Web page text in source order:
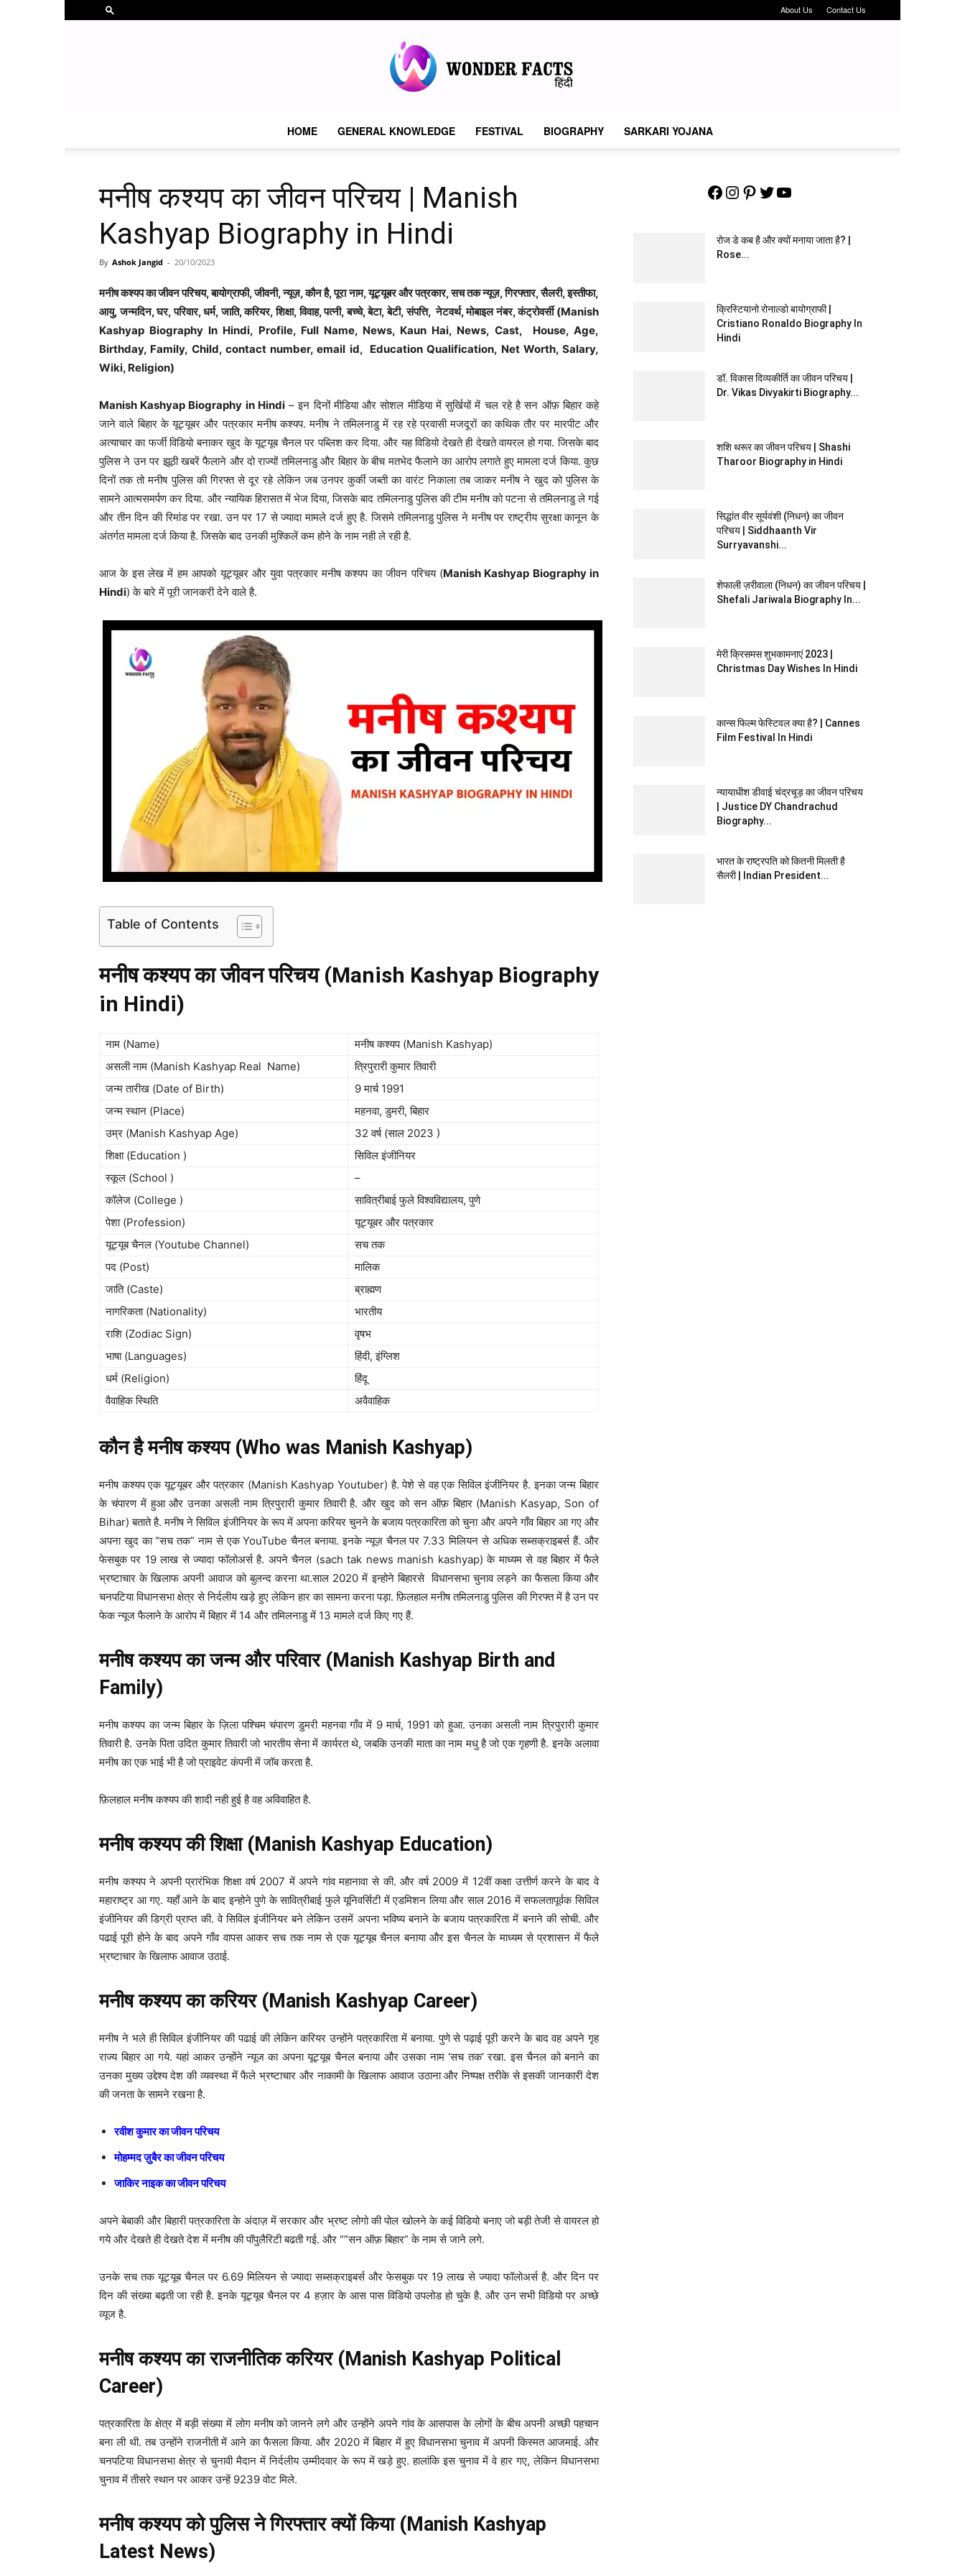
About Us Contact Us
Hindi
HOME GENERAL KNOWLEDGE FESTIVAL BIOGRAPHY SARKARI YOJANA
मनीष कश्यप का जीवन परिचय | Manish
Kashyap Biography in Hindi
By Ashok Jangid - 20/10/2023
मनीष कश्यप का जीवन परिचय, बायोग्राफी, जीवनी, न्यूज़, कौन है, पूरा नाम, यूट्यूबर और पत्रकार, सच तक न्यूज़, गिरफ्तार, सैलरी, इस्तीफा,
आयु, जन्मदिन, घर, परिवार, धर्म, जाति, करियर, शिक्षा, विवाह, पत्नी, बच्चे, बेटा, बेटी, संपत्ति, नेटवर्थ, मोबाइल नंबर, कंट्रोवर्सी (Manish
Kashyap Biography In Hindi, Profile, Full Name, News, Kaun Hai, News, Cast, House, Age,
Birthday, Family, Child, contact number, email id, Education Qualification, Net Worth, Salary,
Wiki, Religion)
Manish Kashyap Biography in Hindi– इन दिनों मीडिया और सोशल मीडिया में सुर्खियों में चल रहे है सन ऑफ़ बिहार कहे
जाने वाले बिहार के यूट्यूबर और पत्रकार मनीष कश्यप. मनीष ने तमिलनाडु में रह रहे प्रवासी मजदूरों का कथिक तौर पर मारपीट और
अत्याचार का फर्जी विडियो बनाकर खुद के यूट्यूब चैनल पर पब्लिश कर दिया. और यह विडियो देखते ही देखते वायरल हो गया. जिसके बाद
पुलिस ने उन पर झूठी खबरें फैलाने और दो राज्यों तमिलनाडु और बिहार के बीच मतभेद फैलाने का आरोप लगाते हुए मामला दर्ज किया. कुछ
दिनों तक तो मनीष पुलिस की गिरफ्त से दूर रहे लेकिन जब उनपर कुर्की जब्ती का वारंट निकाला तब जाकर मनीष ने खुद को पुलिस के
सामने आत्मसमर्पण कर दिया. और न्यायिक हिरासत में भेज दिया, जिसके बाद तमिलनाडु पुलिस की टीम मनीष को पटना से तमिलनाडु ले गई
और तीन दिन की रिमांड पर रखा. उन पर 17 से ज्यादा मामले दर्ज हुए है. जिसमे तमिलनाडु पुलिस ने मनीष पर राष्ट्रीय सुरक्षा कानून के
अंतर्गत मामला दर्ज किया है. जिसके बाद उनकी मुश्किलें कम होने के नाम नही ले रही है.
आज के इस लेख में हम आपको यूट्यूबर और युवा पत्रकार मनीष कश्यप का जीवन परिचय (Manish Kashyap Biography in
Hindi) के बारे में पूरी जानकरी देने वाले है.
Table of Contents
मनीष कश्यप का जीवन परिचय (Manish Kashyap Biography
in Hindi)
नाम (Name)
मनीष कश्यप (Manish Kashyap)
असली नाम (Manish Kashyap Real Name)
त्रिपुरारी कुमार तिवारी
जन्म तारीख (Date of Birth)
9 मार्च 1991
जन्म स्थान (Place)
महनवा, डुमरी, बिहार
उम्र (Manish Kashyap Age)
32 वर्ष (साल 2023 )
शिक्षा (Education )
सिविल इंजीनियर
स्कूल (School )
–
कॉलेज (College )
सावित्रीबाई फुले विश्वविद्यालय, पुणे
पेशा (Profession)
यूट्यूबर और पत्रकार
यूट्यूब चैनल (Youtube Channel)
सच तक
पद (Post)
मालिक
जाति (Caste)
ब्राह्मण
नागरिकता (Nationality)
भारतीय
राशि (Zodiac Sign)
वृषभ
भाषा (Languages)
हिंदी, इंग्लिश
धर्म (Religion)
हिंदू
वैवाहिक स्थिति
अवैवाहिक
कौन है मनीष कश्यप (Who was Manish Kashyap)
मनीष कश्यप एक यूट्यूबर और पत्रकार (Manish Kashyap Youtuber) है. पेशे से वह एक सिविल इंजीनियर है. इनका जन्म बिहार
के चंपारण में हुआ और उनका असली नाम त्रिपुरारी कुमार तिवारी है. और खुद को सन ऑफ़ बिहार (Manish Kasyap, Son of
Bihar) बताते है. मनीष ने सिविल इंजीनियर के रूप में अपना करियर चुनने के बजाय पत्रकारिता को चुना और अपने गाँव बिहार आ गए और
अपना खुद का “सच तक” नाम से एक YouTube चैनल बनाया. इनके न्यूज़ चैनल पर 7.33 मिलियन से अधिक सब्सक्राइबर्स हैं. और
फेसबुक पर 19 लाख से ज्यादा फॉलोअर्स है. अपने चैनल (sach tak news manish kashyap) के माध्यम से वह बिहार में फैले
भ्रष्टाचार के खिलाफ अपनी आवाज को बुलन्द करना था.साल 2020 में इन्होने बिहारसे विधानसभा चुनाव लड़ने का फैसला किया और
चनपटिया विधानसभा क्षेत्र से निर्दलीय खड़े हुए लेकिन हार का सामना करना पड़ा. फ़िलहाल मनीष तमिलनाडु पुलिस की गिरफ्त में है उन पर
फेक न्यूज फैलाने के आरोप में बिहार में 14 और तमिलनाडु में 13 मामले दर्ज किए गए हैं.
मनीष कश्यप का जन्म और परिवार (Manish Kashyap Birth and
Family)
मनीष कश्यप का जन्म बिहार के ज़िला पश्चिम चंपारण डुमरी महनवा गाँव में 9 मार्च, 1991 को हुआ. उनका असली नाम त्रिपुरारी कुमार
तिवारी है. उनके पिता उदित कुमार तिवारी जो भारतीय सेना में कार्यरत थे, जबकि उनकी माता का नाम मधु है जो एक गृहणी है. इनके अलावा
मनीष का एक भाई भी है जो प्राइवेट कंपनी में जॉब करता है.
फ़िलहाल मनीष कश्यप की शादी नही हुई है वह अविवाहित है.
मनीष कश्यप की शिक्षा (Manish Kashyap Education)
मनीष कश्यप ने अपनी प्रारंभिक शिक्षा वर्ष 2007 में अपने गांव महानावा से की. और वर्ष 2009 में 12वीं कक्षा उत्तीर्ण करने के बाद वे
महाराष्ट्र आ गए. यहाँ आने के बाद इन्होने पुणे के सावित्रीबाई फुले यूनिवर्सिटी में एडमिशन लिया और साल 2016 में सफलतापूर्वक सिविल
इंजीनियर की डिग्री प्राप्त की. वे सिविल इंजीनियर बने लेकिन उसमें अपना भविष्य बनाने के बजाय पत्रकारिता में बनाने की सोची. और
पढाई पूरी होने के बाद अपने गाँव वापस आकर सच तक नाम से एक यूट्यूब चैनल बनाया और इस चैनल के माध्यम से प्रशासन में फैले
भ्रष्टाचार के खिलाफ आवाज उठाई.
मनीष कश्यप का करियर (Manish Kashyap Career)
मनीष ने भले ही सिविल इंजीनियर की पढाई की लेकिन करियर उन्होंने पत्रकारिता में बनाया. पुणे से पढ़ाई पूरी करने के बाद वह अपने गृह
राज्य बिहार आ गये. यहां आकर उन्होंने न्यूज का अपना यूट्यूब चैनल बनाया और उसका नाम ‘सच तक’ रखा. इस चैनल को बनाने का
उनका मुख्य उद्देश्य देश की व्यवस्था में फैले भ्रष्टाचार और नाकामी के खिलाफ आवाज उठाना और निष्पक्ष तरीके से इसकी जानकारी देश
की जनता के सामने रखना है.
रवीश कुमार का जीवन परिचय
मोहम्मद ज़ुबैर का जीवन परिचय
जाकिर नाइक का जीवन परिचय
अपने बेबाकी और बिहारी पत्रकारिता के अंदाज़ में सरकार और भ्रष्ट लोगो की पोल खोलने के कई विडियो बनाए जो बड़ी तेजी से वायरल हो
गये और देखते ही देखते देश में मनीष की पॉपुलैरिटी बढती गई. और “”सन ऑफ़ बिहार” के नाम से जाने लगे.
उनके सच तक यूट्यूब चैनल पर 6.69 मिलियन से ज्यादा सब्सक्राइबर्स और फेसबुक पर 19 लाख से ज्यादा फॉलोअर्स है. और दिन पर
दिन की संख्या बढ़ती जा रही है. इनके यूट्यूब चैनल पर 4 हज़ार के आस पास विडियो उपलोड हो चुके है. और उन सभी विडियो पर अच्छे
व्यूज है.
मनीष कश्यप का राजनीतिक करियर (Manish Kashyap Political
Career)
पत्रकारिता के क्षेत्र में बड़ी संख्या में लोग मनीष को जानने लगे और उन्होंने अपने गांव के आसपास के लोगों के बीच अपनी अच्छी पहचान
बना ली थी. तब उन्होंने राजनीती में आने का फैसला किया. और 2020 में बिहार में हुए विधानसभा चुनाव में अपनी किस्मत आजमाई. और
चनपटिया विधानसभा क्षेत्र से चुनावी मैदान में निर्दलीय उम्मीदवार के रूप में खड़े हुए. हालांकि इस चुनाव में वे हार गए, लेकिन विधानसभा
चुनाव में तीसरे स्थान पर आकर उन्हें 9239 वोट मिले.
मनीष कश्यप को पुलिस ने गिरफ्तार क्यों किया (Manish Kashyap
Latest News)
Facebook
Instagram
Pinterest
Twitter
YouTube
रोज डे कब है और क्यों मनाया जाता है? |
Rose...
क्रिस्टियानो रोनाल्डो बायोग्राफी |
Cristiano Ronaldo Biography In
Hindi
डॉ. विकास दिव्यकीर्ति का जीवन परिचय |
Dr. Vikas Divyakirti Biography...
शशि थरूर का जीवन परिचय | Shashi
Tharoor Biography in Hindi
सिद्धांत वीर सूर्यवंशी (निधन) का जीवन
परिचय | Siddhaanth Vir
Surryavanshi...
शेफाली ज़रीवाला (निधन) का जीवन परिचय |
Shefali Jariwala Biography In...
मेरी क्रिसमस शुभकामनाएं 2023 |
Christmas Day Wishes In Hindi
कान्स फिल्म फेस्टिवल क्या है? | Cannes
Film Festival In Hindi
न्यायाधीश डीवाई चंद्रचूड़ का जीवन परिचय
| Justice DY Chandrachud
Biography...
भारत के राष्ट्रपति को कितनी मिलती है
सैलरी | Indian President...